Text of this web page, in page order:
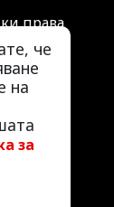
че
на
за
права